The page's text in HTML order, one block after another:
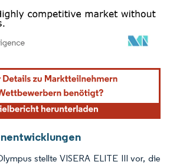
erfordert Namensnennung gemäß
stellte VISERA ELITE III vor, die